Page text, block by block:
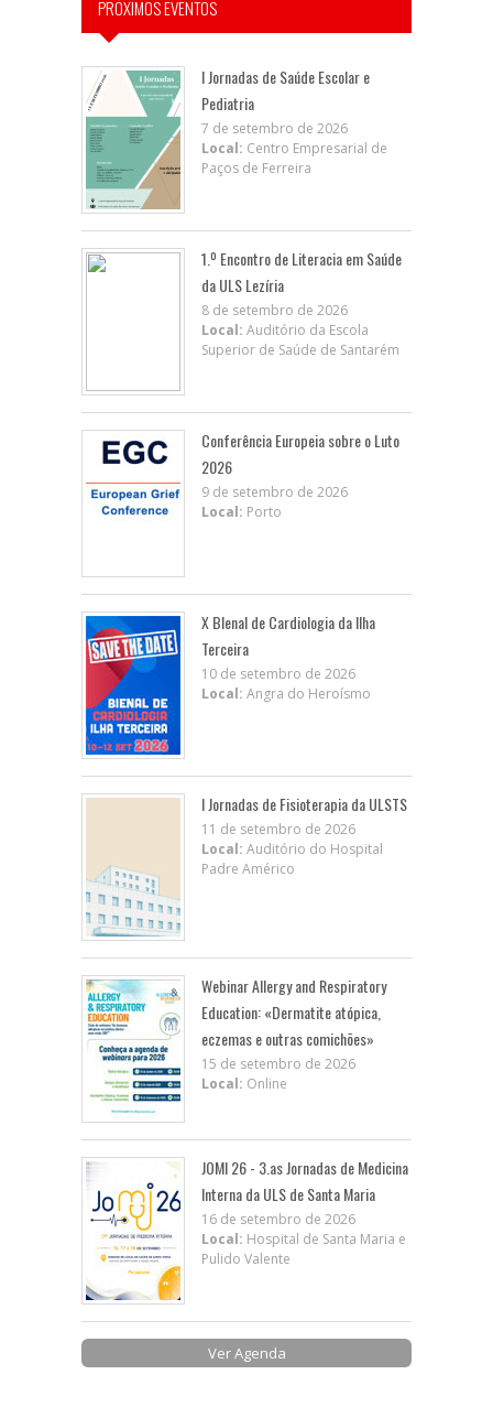
PRÓXIMOS EVENTOS
I Jornadas de Saúde Escolar e
Pediatria
7 de setembro de 2026
Local: Centro Empresarial de
Paços de Ferreira
1.º Encontro de Literacia em Saúde
da ULS Lezíria
8 de setembro de 2026
Local: Auditório da Escola
Superior de Saúde de Santarém
Conferência Europeia sobre o Luto
2026
9 de setembro de 2026
Local: Porto
X BIenal de Cardiologia da Ilha
Terceira
10 de setembro de 2026
Local: Angra do Heroísmo
I Jornadas de Fisioterapia da ULSTS
11 de setembro de 2026
Local: Auditório do Hospital
Padre Américo
Webinar Allergy and Respiratory
Education: «Dermatite atópica,
eczemas e outras comichões»
15 de setembro de 2026
Local: Online
JOMI 26 - 3.as Jornadas de Medicina
Interna da ULS de Santa Maria
16 de setembro de 2026
Local: Hospital de Santa Maria e
Pulido Valente
Ver Agenda